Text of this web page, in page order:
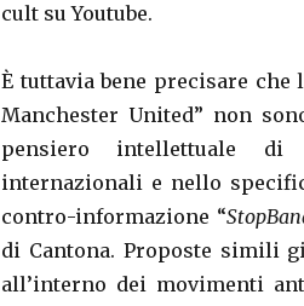
cult su Youtube.
È tuttavia bene precisare
Manchester United” non
pensiero intellettuale di
internazionali e nello
contro-informazione “
di Cantona. Proposte simili
all’interno dei movimenti